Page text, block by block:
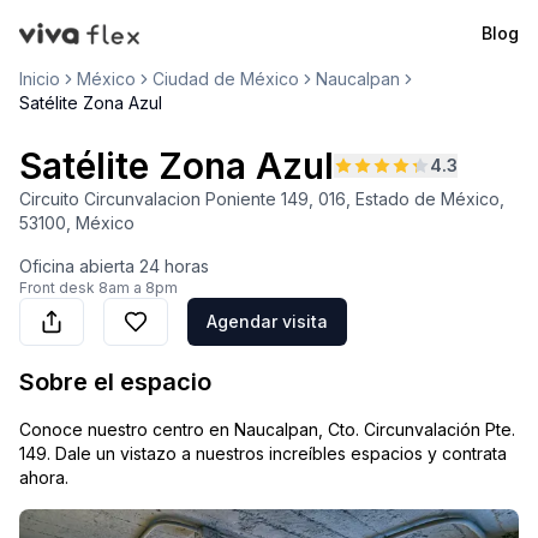
VivaFlex
Blog
Inicio México Ciudad de México
Naucalpan
Satélite Zona Azul
Satélite Zona Azul
4.3
Circuito Circunvalacion Poniente 149, 016, Estado de México,
53100, México
Oficina abierta 24 horas
Front desk 8am a 8pm
Agendar visita
Sobre el espacio
Conoce nuestro centro en Naucalpan, Cto. Circunvalación Pte.
149. Dale un vistazo a nuestros increíbles espacios y contrata
ahora.